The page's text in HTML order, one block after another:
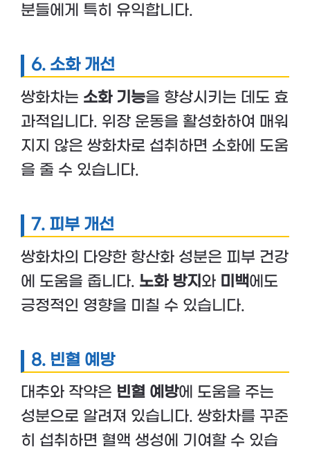
분들에게 특히 유익합니다.
6. 소화 개선
쌍화차는 소화 기능을 향상시키는 데도 효
과적입니다. 위장 운동을 활성화하여 매워
지지 않은 쌍화차로 섭취하면 소화에 도움
을 줄 수 있습니다.
7. 피부 개선
쌍화차의 다양한 항산화 성분은 피부 건강
에 도움을 줍니다. 노화 방지 와 미백에도
긍정적인 영향을 미칠 수 있습니다.
8. 빈혈 예방
대추와 작약은 빈혈 예방에 도움을 주는
성분으로 알려져 있습니다. 쌍화차를 꾸준
히 섭취하면 혈액 생성에 기여할 수 있습